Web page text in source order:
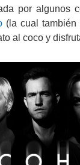
por algunos
(la cual también
al coco y